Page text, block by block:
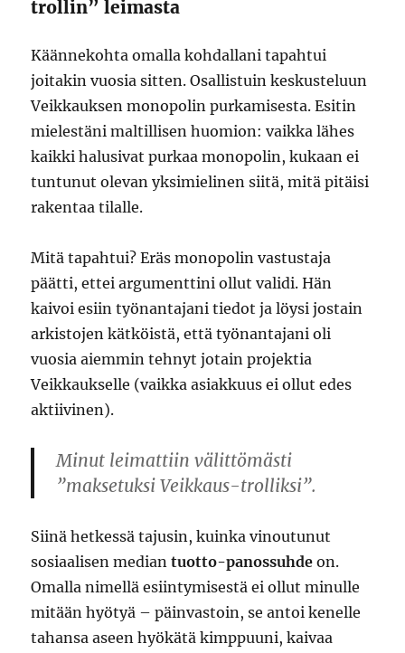
trollin” leimasta
Käännekohta omalla kohdallani tapahtui
joitakin vuosia sitten. Osallistuin keskusteluun
Veikkauksen monopolin purkamisesta. Esitin
mielestäni maltillisen huomion: vaikka lähes
kaikki halusivat purkaa monopolin, kukaan ei
tuntunut olevan yksimielinen siitä, mitä pitäisi
rakentaa tilalle.
Mitä tapahtui? Eräs monopolin vastustaja
päätti, ettei argumenttini ollut validi. Hän
kaivoi esiin työnantajani tiedot ja löysi jostain
arkistojen kätköistä, että työnantajani oli
vuosia aiemmin tehnyt jotain projektia
Veikkaukselle (vaikka asiakkuus ei ollut edes
aktiivinen).
Minut leimattiin välittömästi
”maksetuksi Veikkaus-trolliksi”.
Siinä hetkessä tajusin, kuinka vinoutunut
sosiaalisen mediantuotto-panossuhde on.
Omalla nimellä esiintymisestä ei ollut minulle
mitään hyötyä – päinvastoin, se antoi kenelle
tahansa aseen hyökätä kimppuuni, kaivaa